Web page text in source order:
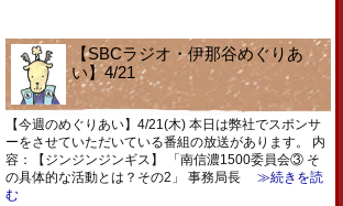
【SBCラジオ・伊那谷めぐりあ
い】4/21
【今週のめぐりあい】4/21(木) 本日は弊社でスポンサ
ーをさせていただいている番組の放送があります。 内
容：【ジンジンジンギス】 「南信濃1500委員会③ そ
の具体的な活動とは？その2」 事務局長
≫続きを読
む